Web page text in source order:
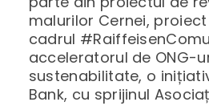
malurilor Cernei,
cadrul
acceleratorul de ONG-
sustenabilitate, o
Bank, cu sprijinul